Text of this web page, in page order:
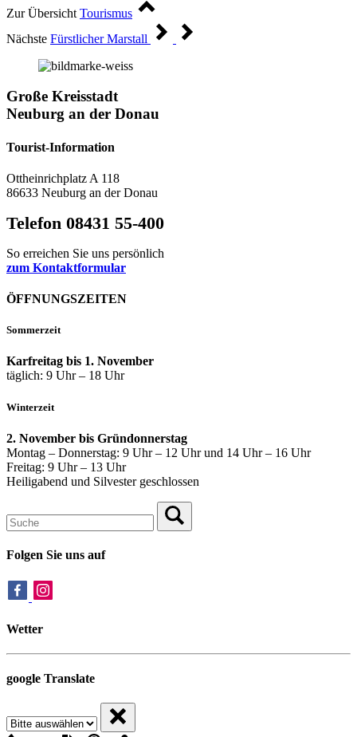
Zur Übersicht Tourismus
Nächste Fürstlicher Marstall
Große Kreisstadt
Neuburg an der Donau
Tourist-Information
Ottheinrichplatz A 118
86633 Neuburg an der Donau
Telefon 08431 55-400
So erreichen Sie uns persönlich
zum Kontaktformular
ÖFFNUNGSZEITEN
Sommerzeit
Karfreitag bis 1. November
täglich: 9 Uhr – 18 Uhr
Winterzeit
2. November bis Gründonnerstag
Montag – Donnerstag: 9 Uhr – 12 Uhr und 14 Uhr – 16 Uhr
Freitag: 9 Uhr – 13 Uhr
Heiligabend und Silvester geschlossen
Folgen Sie uns auf
Wetter
google Translate